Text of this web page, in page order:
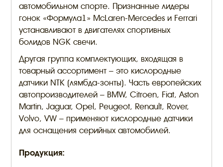
автомобильном спорте. Признанные лидеры
гонок «Формула1» McLaren-Mercedes и Ferrari
устанавливают в двигателях спортивных
болидов NGK свечи.
Другая группа комплектующих, входящая в
товарный ассортимент – это кислородные
датчики NTK (лямбда-зонты). Часть европейских
автопроизводителей – BMW, Citroen, Fiat, Aston
Martin, Jaguar, Opel, Peugeot, Renault, Rover,
Volvo, VW – применяют кислородные датчики
для оснащения серийных автомобилей.
Продукция: